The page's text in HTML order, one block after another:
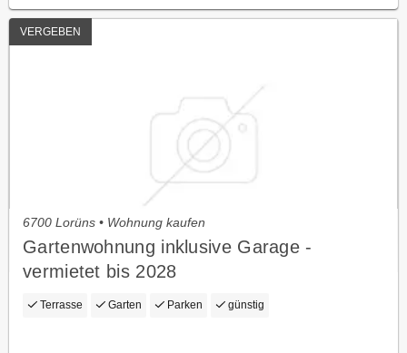
VERGEBEN
6700 Lorüns • Wohnung kaufen
Gartenwohnung inklusive Garage -
vermietet bis 2028
Terrasse Garten Parken günstig